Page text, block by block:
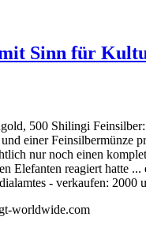
Sinn für
500 Shilingi Feinsilber:
einer Feinsilbermünze
nur noch einen
Elefanten reagiert hatte
- verkaufen:
worldwide.com